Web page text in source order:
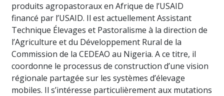
produits agropastoraux en Afrique de l’USAID
financé par l’USAID. Il est actuellement Assistant
Technique Élevages et Pastoralisme à la direction de
l’Agriculture et du Développement Rural de la
Commission de la CEDEAO au Nigeria. A ce titre, il
coordonne le processus de construction d’une vision
régionale partagée sur les systèmes d’élevage
mobiles. Il s’intéresse particulièrement aux mutations